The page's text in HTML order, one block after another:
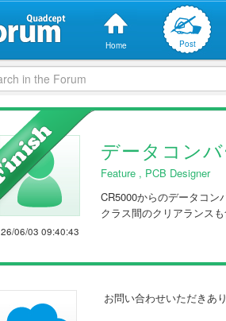
Home Post
26/06/03 09:40:43
データコン
Feature , PCB Designer
CR5000からのデータコン
クラス間のクリアランスも
お問い合わせいただきあ